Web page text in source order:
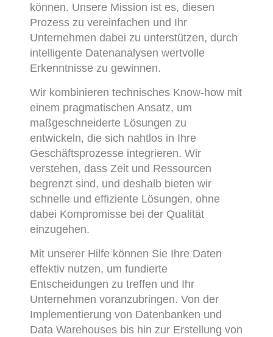
können. Unsere Mission ist es, diesen
Prozess zu vereinfachen und Ihr
Unternehmen dabei zu unterstützen, durch
intelligente Datenanalysen wertvolle
Erkenntnisse zu gewinnen.
Wir kombinieren technisches Know-how mit
einem pragmatischen Ansatz, um
maßgeschneiderte Lösungen zu
entwickeln, die sich nahtlos in Ihre
Geschäftsprozesse integrieren. Wir
verstehen, dass Zeit und Ressourcen
begrenzt sind, und deshalb bieten wir
schnelle und effiziente Lösungen, ohne
dabei Kompromisse bei der Qualität
einzugehen.
Mit unserer Hilfe können Sie Ihre Daten
effektiv nutzen, um fundierte
Entscheidungen zu treffen und Ihr
Unternehmen voranzubringen. Von der
Implementierung von Datenbanken und
Data Warehouses bis hin zur Erstellung von